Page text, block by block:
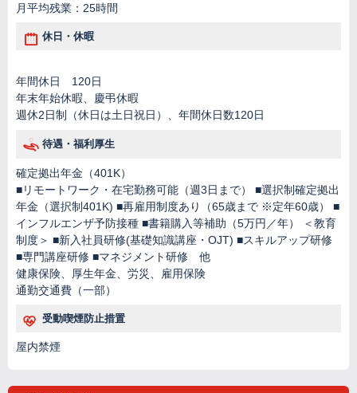
月平均残業：25時間
休日・休暇
年間休日 120日
年末年始休暇、慶弔休暇
週休2日制（休日は土日祝日）、年間休日数120日
待遇・福利厚生
確定拠出年金（401K）
■リモートワーク・在宅勤務可能（週3日まで） ■選択制確定拠出
年金（選択制401K) ■再雇用制度あり（65歳まで ※定年60歳） ■
インフルエンザ予防接種 ■書籍購入等補助（5万円／年） ＜教育
制度＞ ■新入社員研修(基礎知識講座・OJT) ■スキルアップ研修
■専門講座研修 ■マネジメント研修 他
健康保険、厚生年金、労災、雇用保険
通勤交通費（一部）
受動喫煙防止措置
屋内禁煙